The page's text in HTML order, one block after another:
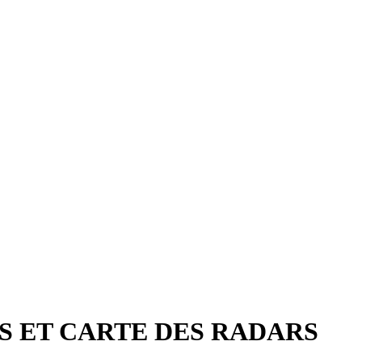
ET CARTE DES RADARS